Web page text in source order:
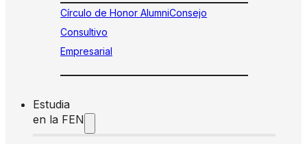
Círculo de Honor AlumniConsejo
Consultivo
Empresarial
Estudia
en la FEN